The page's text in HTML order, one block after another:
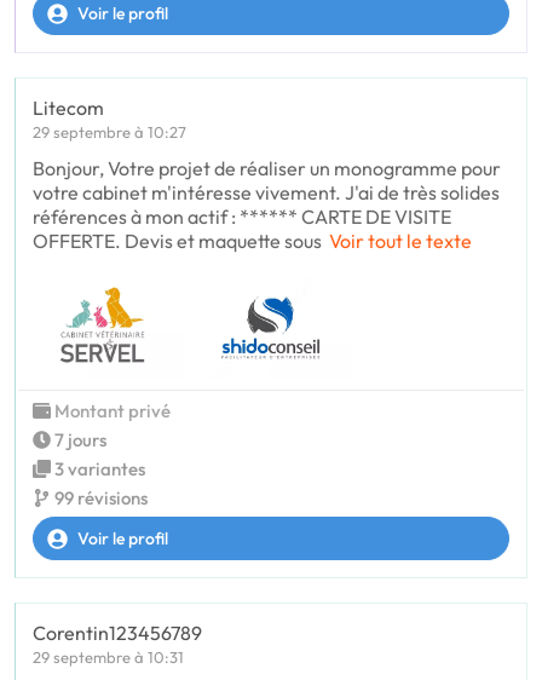
Voir le profil
Litecom
29 septembre à 10:27
Bonjour, Votre projet de réaliser un monogramme pour
votre cabinet m'intéresse vivement. J'ai de très solides
références à mon actif : ****** CARTE DE VISITE
OFFERTE. Devis et maquette sous Voir tout le texte
Montant privé
7 jours
3 variantes
99 révisions
Voir le profil
Corentin123456789
29 septembre à 10:31